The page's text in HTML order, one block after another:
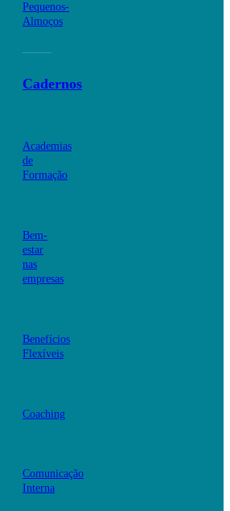
Pequenos-
Almoços
Cadernos
Academias
de
Formação
Bem-
estar
nas
empresas
Benefícios
Flexíveis
Coaching
Comunicação
Interna